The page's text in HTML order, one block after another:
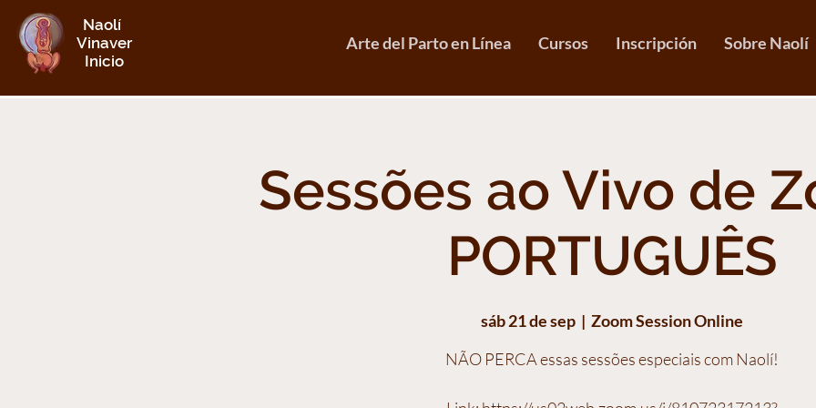
Naolí
Vinaver
Inicio
Arte del Parto en Línea Cursos Inscripción Sobre Naolí
Sessões ao Vivo de
PORTUGUÊS
sáb 21 de sep
  |
Zoom Session Online
NÃO PERCA essas sessões especiais com Naolí!